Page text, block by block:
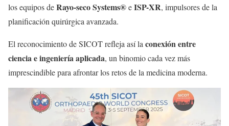
los equipos deRayo-seco Systems®eISP-XR, impulsores de la
planificación quirúrgica avanzada.
El reconocimiento de SICOT refleja así la conexión entre
ciencia e ingeniería aplicada, un binomio cada vez más
imprescindible para afrontar los retos de la medicina moderna.